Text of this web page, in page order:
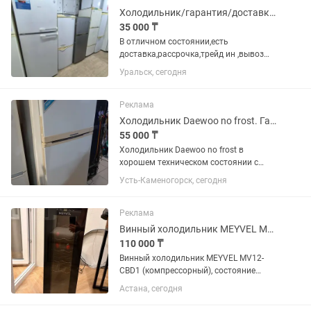
Холодильник/гарантия/доставка/рассрочка/подберу
35 000 ₸
В отличном состоянии,есть
доставка,рассрочка,трейд ин ,вывоз
вашего,помогу покажу ,предложу.
Звоните или пишите договоримся Все
чистые,обслуженных без запаха ,все
вымыто на...
Уральск, сегодня
Реклама
Холодильник Daewoo no frost. Гарантия. Доставка до подъезда.
55 000 ₸
Холодильник Daewoo no frost в
хорошем техническом состоянии с
Гарантией Два месяца. Доставка до
подъезда бесплатно.
Усть-Каменогорск, сегодня
Реклама
Винный холодильник MEYVEL MV12-CBD1
110 000 ₸
Винный холодильник MEYVEL MV12-
CBD1 (компрессорный), состояние
нового Продам компрессорный
винный холодильник MEYVEL MV12-
Астана, сегодня